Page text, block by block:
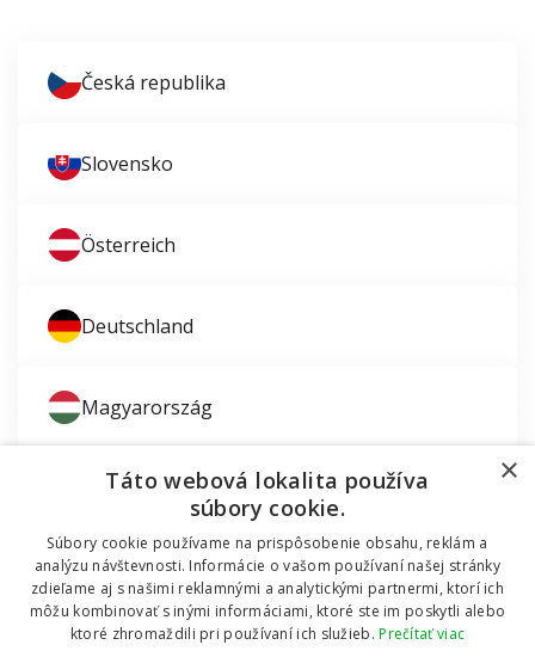
Česká republika
Slovensko
Österreich
Deutschland
Magyarország
© 2011 - 2026 TT HOLDING, a.s. Už 12 rokov vám
pomáhame šetriť peniaze za okná a dvere.Všetky
Zaujíma vás montáž okien?
Dodávali sme okná do mobilnej chatky
×
Táto webová lokalita používa
súbory cookie.
Súbory cookie používame na prispôsobenie obsahu, reklám a
analýzu návštevnosti. Informácie o vašom používaní našej stránky
zdieľame aj s našimi reklamnými a analytickými partnermi, ktorí ich
môžu kombinovať s inými informáciami, ktoré ste im poskytli alebo
ktoré zhromaždili pri používaní ich služieb.Prečítať viac